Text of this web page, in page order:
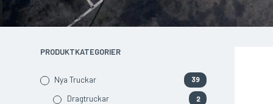
PRODUKTKATEGORIER
Nya Truckar 39
Dragtruckar 2